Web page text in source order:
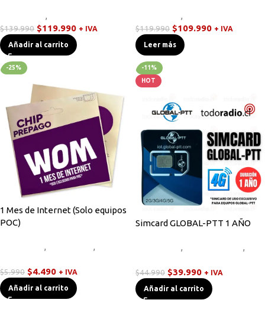
,
$139.990 $119.990 + IVA
Añadir al carrito
,
$119.990 $109.990 + IVA
Leer más
-25%
1 Mes de Internet (Solo equipos
POC)
, ,
$5.990 $4.490 + IVA
Añadir al carrito
-11%
HOT
Simcard GLOBAL-PTT 1 AÑO
,
,
$44.990 $39.990 + IVA
Añadir al carrito